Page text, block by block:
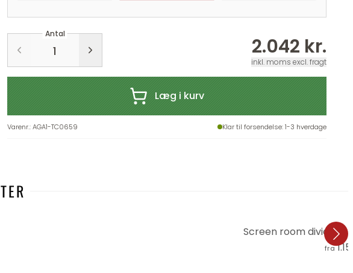
Antal
2.042 kr.
inkl. moms excl. fragt
Læg i kurv
Varenr.:AGA1-TC0659 Klar til forsendelse: 1-3 hverdage
Screen room divider -
fra